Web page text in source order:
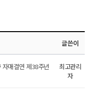
글쓴이
매결연 제38주년
최고관리
자